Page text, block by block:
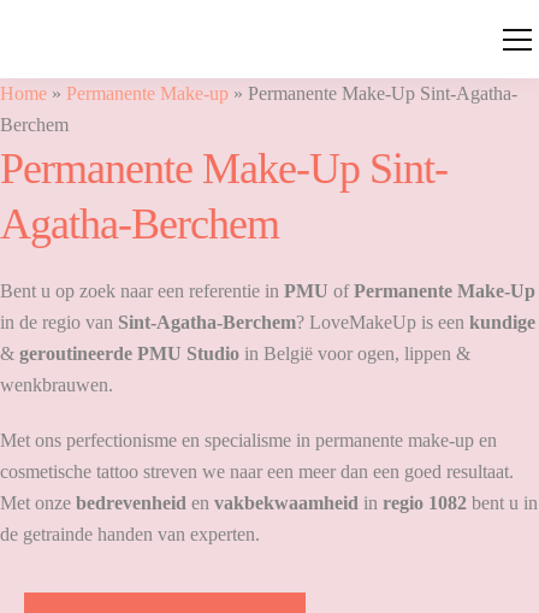
Home » Permanente Make-up » Permanente Make-Up Sint-Agatha-
Berchem
Permanente Make-Up Sint-
Agatha-Berchem
Bent u op zoek naar een referentie in PMU ofPermanente Make-Up
in de regio van Sint-Agatha-Berchem? LoveMakeUp is een kundige
& geroutineerde PMU Studio in België voor ogen, lippen &
wenkbrauwen.
Met ons perfectionisme en specialisme in permanente make-up en
cosmetische tattoo streven we naar een meer dan een goed resultaat.
Met onze bedrevenheid en vakbekwaamheid in regio 1082 bent u in
de getrainde handen van experten.